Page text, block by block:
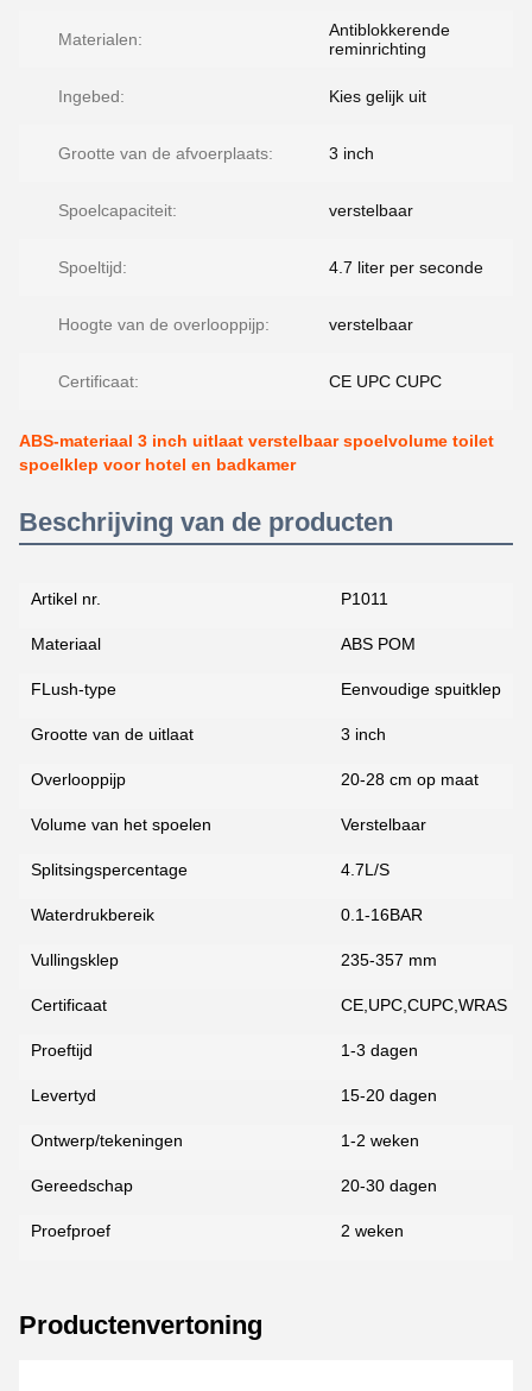
Materialen:
Antiblokkerende
reminrichting
Ingebed: Kies gelijk uit
Grootte van de afvoerplaats: 3 inch
Spoelcapaciteit: verstelbaar
Spoeltijd: 4.7 liter per seconde
Hoogte van de overlooppijp: verstelbaar
Certificaat: CE UPC CUPC
ABS-materiaal 3 inch uitlaat verstelbaar spoelvolume toilet
spoelklep voor hotel en badkamer
Beschrijving van de producten
Artikel nr. P1011
Materiaal ABS POM
FLush-type Eenvoudige spuitklep
Grootte van de uitlaat 3 inch
Overlooppijp 20-28 cm op maat
Volume van het spoelen Verstelbaar
Splitsingspercentage 4.7L/S
Waterdrukbereik 0.1-16BAR
Vullingsklep 235-357 mm
Certificaat CE,UPC,CUPC,WRAS
Proeftijd 1-3 dagen
Levertyd 15-20 dagen
Ontwerp/tekeningen 1-2 weken
Gereedschap 20-30 dagen
Proefproef 2 weken
Productenvertoning